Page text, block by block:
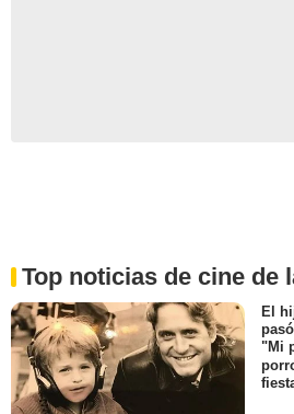
Top noticias de cine de
El
"Mi